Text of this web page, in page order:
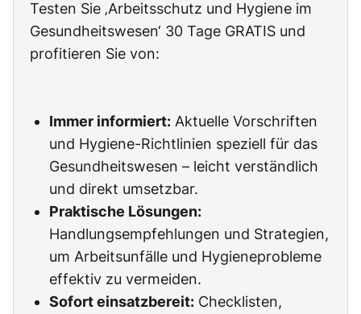
Testen Sie ‚Arbeitsschutz und Hygiene im
Gesundheitswesen‘ 30 Tage GRATIS und
profitieren Sie von:
Immer informiert: Aktuelle Vorschriften
und Hygiene-Richtlinien speziell für das
Gesundheitswesen – leicht verständlich
und direkt umsetzbar.
Praktische Lösungen:
Handlungsempfehlungen und Strategien,
um Arbeitsunfälle und Hygieneprobleme
effektiv zu vermeiden.
Sofort einsatzbereit: Checklisten,